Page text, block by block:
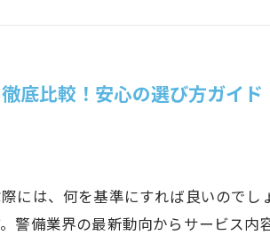
底比較！安心の選び方ガイド
には、何を基準にすれば良いので
警備業界の最新動向からサービス